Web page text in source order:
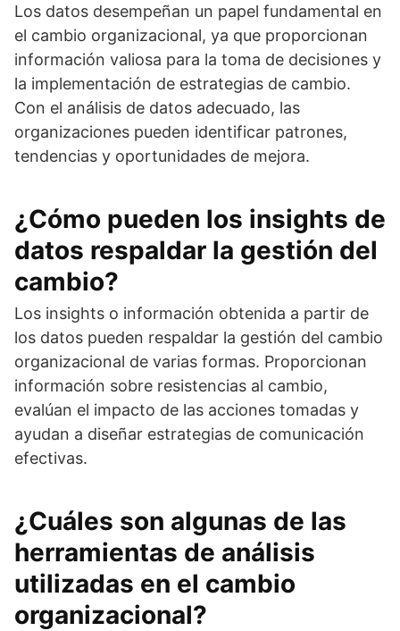
Los datos desempeñan un papel fundamental en
el cambio organizacional, ya que proporcionan
información valiosa para la toma de decisiones y
la implementación de estrategias de cambio.
Con el análisis de datos adecuado, las
organizaciones pueden identificar patrones,
tendencias y oportunidades de mejora.
¿Cómo pueden los insights de
datos respaldar la gestión del
cambio?
Los insights o información obtenida a partir de
los datos pueden respaldar la gestión del cambio
organizacional de varias formas. Proporcionan
información sobre resistencias al cambio,
evalúan el impacto de las acciones tomadas y
ayudan a diseñar estrategias de comunicación
efectivas.
¿Cuáles son algunas de las
herramientas de análisis
utilizadas en el cambio
organizacional?